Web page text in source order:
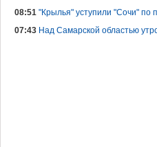
08:51 "Крылья" уступили "Сочи" по
07:43 Над Самарской областью